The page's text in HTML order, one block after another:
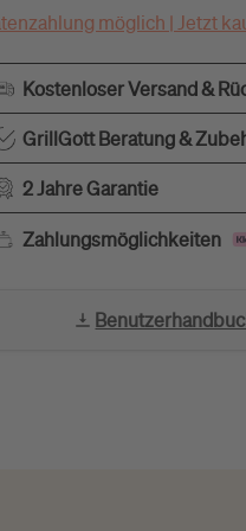
möglich | Jetzt
Kostenloser Versand &
GrillGott Beratung &
2 Jahre Garantie
Zahlungsmöglichkeiten